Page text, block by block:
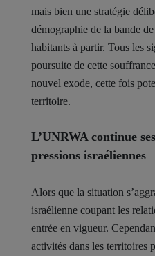
mais bien une stratégie
démographie de la bande
habitants à partir. Tous les
poursuite de cette
nouvel exode, cette fois
territoire.
L’UNRWA continue
pressions israéliennes
Alors que la situation
israélienne coupant les
entrée en vigueur.
activités dans les territoires